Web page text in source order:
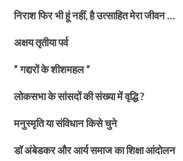
निराश फिर भी हूं नहीं, है उत्साहित मेरा जीवन …
अक्षय तृतीया पर्व
” गद्दारों के शीशमहल “
लोकसभा के सांसदों की संख्या में वृद्धि ?
मनुस्मृति या संविधान किसे चुने
डॉ अंबेडकर और आर्य समाज का शिक्षा आंदोलन